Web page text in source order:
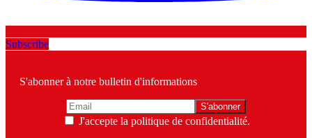
Subscribe
S'abonner à notre bulletin d'informations
J'accepte la politique de confidentialité.